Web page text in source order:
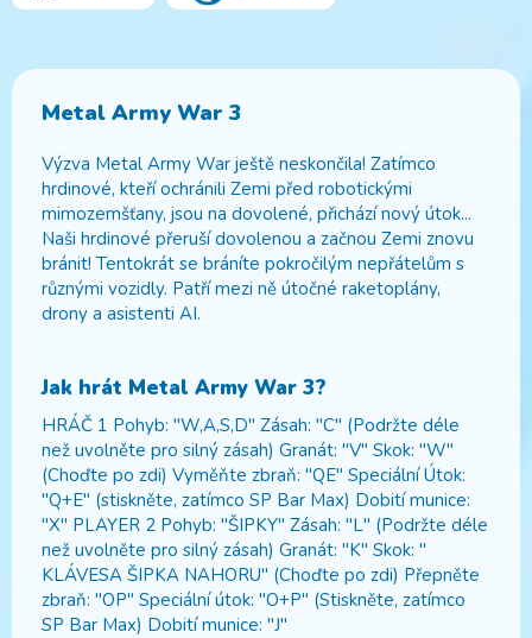
Metal Army War 3
Výzva Metal Army War ještě neskončila! Zatímco
hrdinové, kteří ochránili Zemi před robotickými
mimozemšťany, jsou na dovolené, přichází nový útok...
Naši hrdinové přeruší dovolenou a začnou Zemi znovu
bránit! Tentokrát se bráníte pokročilým nepřátelům s
různými vozidly. Patří mezi ně útočné raketoplány,
drony a asistenti AI.
Jak hrát Metal Army War 3?
HRÁČ 1 Pohyb: "W,A,S,D" Zásah: "C" (Podržte déle
než uvolněte pro silný zásah) Granát: "V" Skok: "W"
(Choďte po zdi) Vyměňte zbraň: "QE" Speciální Útok:
"Q+E" (stiskněte, zatímco SP Bar Max) Dobití munice:
"X" PLAYER 2 Pohyb: "ŠIPKY" Zásah: "L" (Podržte déle
než uvolněte pro silný zásah) Granát: "K" Skok: "
KLÁVESA ŠIPKA NAHORU" (Choďte po zdi) Přepněte
zbraň: "OP" Speciální útok: "O+P" (Stiskněte, zatímco
SP Bar Max) Dobití munice: "J"